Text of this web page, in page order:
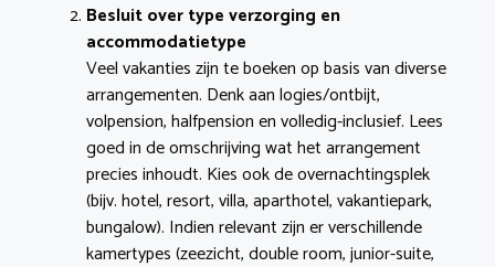
Besluit over type verzorging en
accommodatietype
Veel vakanties zijn te boeken op basis van diverse
arrangementen. Denk aan logies/ontbijt,
volpension, halfpension en volledig-inclusief. Lees
goed in de omschrijving wat het arrangement
precies inhoudt. Kies ook de overnachtingsplek
(bijv. hotel, resort, villa, aparthotel, vakantiepark,
bungalow). Indien relevant zijn er verschillende
kamertypes (zeezicht, double room, junior-suite,